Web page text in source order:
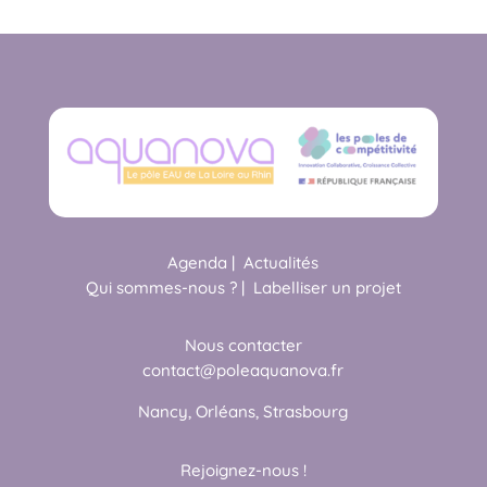
Agenda |Actualités
Qui sommes-nous ?| Labelliser un projet
Nous contacter
contact@poleaquanova.fr
Nancy, Orléans, Strasbourg
Rejoignez-nous !